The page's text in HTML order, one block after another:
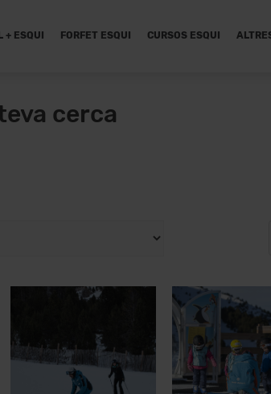
+ ESQUI FORFET ESQUI CURSOS ESQUI
cerca